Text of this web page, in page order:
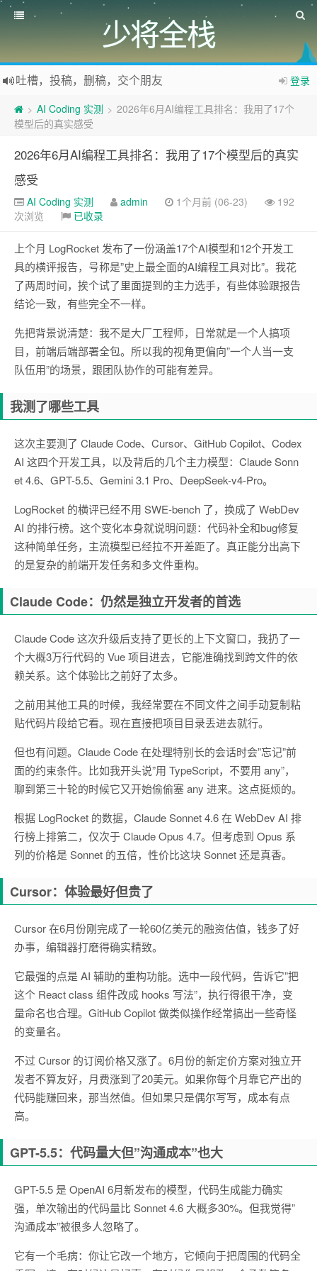
少将全栈
登录
吐槽，投稿，删稿，交个朋友
欢迎访问少将全栈，学会感恩，乐于付出，珍惜缘份，成就彼此、推荐使用最新版火狐浏览器和Chrome浏览器访问本网站。
> AI Coding 实测 > 2026年6月AI编程工具排名：我用了17个
模型后的真实感受
2026年6月AI编程工具排名：我用了17个模型后的真实
感受
AI Coding 实测 admin 1个月前 (06-23)
192
次浏览
已收录
上个月 LogRocket 发布了一份涵盖17个AI模型和12个开发工
具的横评报告，号称是”史上最全面的AI编程工具对比”。我花
了两周时间，挨个试了里面提到的主力选手，有些体验跟报告
结论一致，有些完全不一样。
先把背景说清楚：我不是大厂工程师，日常就是一个人搞项
目，前端后端部署全包。所以我的视角更偏向”一个人当一支
队伍用”的场景，跟团队协作的可能有差异。
我测了哪些工具
这次主要测了 Claude Code、Cursor、GitHub Copilot、Codex
AI 这四个开发工具，以及背后的几个主力模型：Claude Sonn
et 4.6、GPT-5.5、Gemini 3.1 Pro、DeepSeek-v4-Pro。
LogRocket 的横评已经不用 SWE-bench 了，换成了 WebDev
AI 的排行榜。这个变化本身就说明问题：代码补全和bug修复
这种简单任务，主流模型已经拉不开差距了。真正能分出高下
的是复杂的前端开发任务和多文件重构。
Claude Code：仍然是独立开发者的首选
Claude Code 这次升级后支持了更长的上下文窗口，我扔了一
个大概3万行代码的 Vue 项目进去，它能准确找到跨文件的依
赖关系。这个体验比之前好了太多。
之前用其他工具的时候，我经常要在不同文件之间手动复制粘
贴代码片段给它看。现在直接把项目目录丢进去就行。
但也有问题。Claude Code 在处理特别长的会话时会”忘记”前
面的约束条件。比如我开头说”用 TypeScript，不要用 any”，
聊到第三十轮的时候它又开始偷偷塞 any 进来。这点挺烦的。
根据 LogRocket 的数据，Claude Sonnet 4.6 在 WebDev AI 排
行榜上排第二，仅次于 Claude Opus 4.7。但考虑到 Opus 系
列的价格是 Sonnet 的五倍，性价比这块 Sonnet 还是真香。
Cursor：体验最好但贵了
Cursor 在6月份刚完成了一轮60亿美元的融资估值，钱多了好
办事，编辑器打磨得确实精致。
它最强的点是 AI 辅助的重构功能。选中一段代码，告诉它”把
这个 React class 组件改成 hooks 写法”，执行得很干净，变
量命名也合理。GitHub Copilot 做类似操作经常搞出一些奇怪
的变量名。
不过 Cursor 的订阅价格又涨了。6月份的新定价方案对独立开
发者不算友好，月费涨到了20美元。如果你每个月靠它产出的
代码能赚回来，那当然值。但如果只是偶尔写写，成本有点
高。
GPT-5.5：代码量大但”沟通成本”也大
GPT-5.5 是 OpenAI 6月新发布的模型，代码生成能力确实
强，单次输出的代码量比 Sonnet 4.6 大概多30%。但我觉得”
沟通成本”被很多人忽略了。
它有一个毛病：你让它改一个地方，它倾向于把周围的代码全